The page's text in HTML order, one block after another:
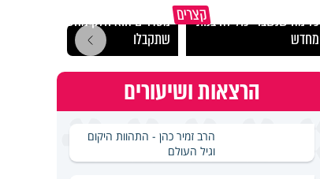
קצריםכל מה שנשבר יכול להיבנות
מחדש
מסדרים הוא חלק מהשפע
שתקבלו
הרצאות ושיעורים
הרב זמיר כהן - התהוות היקום
וגיל העולם